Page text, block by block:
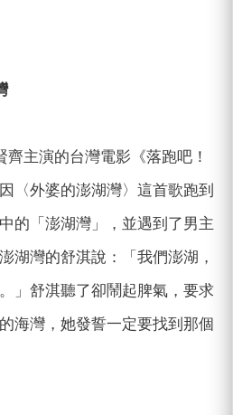
主演的台灣電影《落跑吧！
〈外婆的澎湖灣〉這首歌跑到
的「澎湖灣」，並遇到了男主
湖灣的舒淇說：「我們澎湖，
」舒淇聽了卻鬧起脾氣，要求
海灣，她發誓一定要找到那個